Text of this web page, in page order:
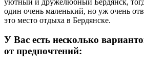
один очень маленький, но уж очень
это место отдыха в Бердянске.
У Вас есть несколько
от предпочтений: